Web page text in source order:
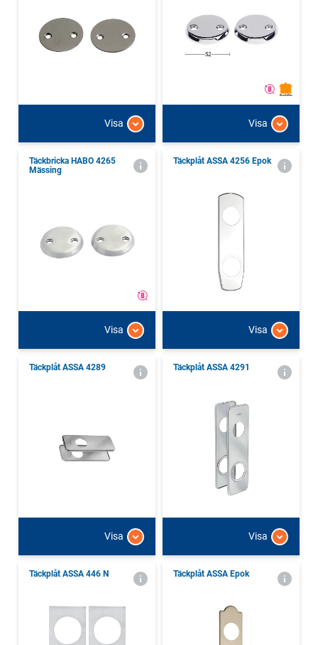
Visa Visa
Täckbricka HABO 4265
Mässing
Visa
Täckplåt ASSA 4256 Epok
Visa
Täckplåt ASSA 4289
Visa
Täckplåt ASSA 4291
Visa
Täckplåt ASSA 446 N Täckplåt ASSA Epok